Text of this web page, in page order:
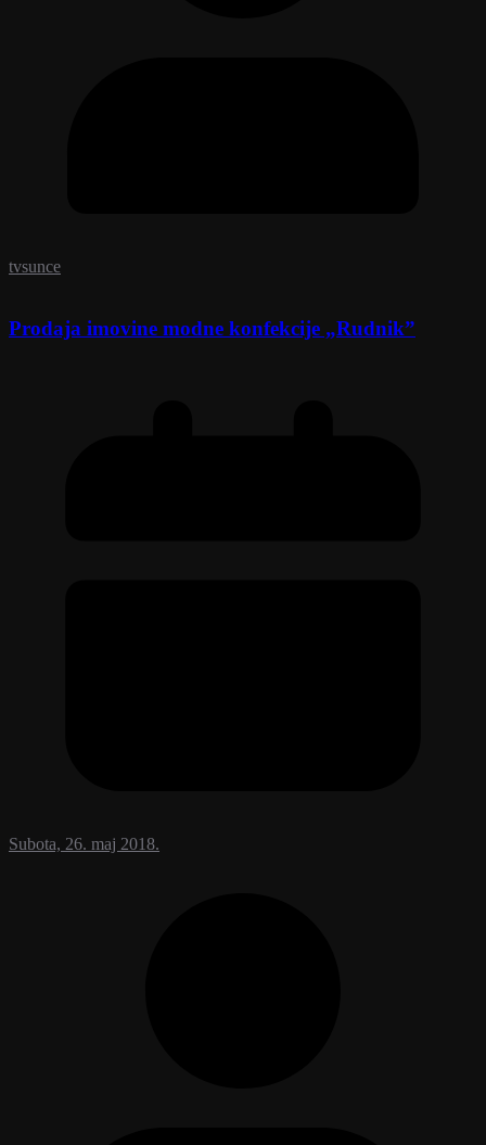
tvsunce
Prodaja imovine modne konfekcije „Rudnik”
Subota, 26. maj 2018.